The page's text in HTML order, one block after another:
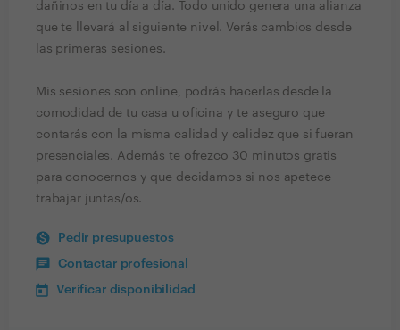
dañinos en tu día a día. Todo unido genera una alianza
que te llevará al siguiente nivel. Verás cambios desde
las primeras sesiones.
Mis sesiones son online, podrás hacerlas desde la
comodidad de tu casa u oficina y te aseguro que
contarás con la misma calidad y calidez que si fueran
presenciales. Además te ofrezco 30 minutos gratis
para conocernos y que decidamos si nos apetece
trabajar juntas/os.
Pedir presupuestos
Contactar profesional
Verificar disponibilidad